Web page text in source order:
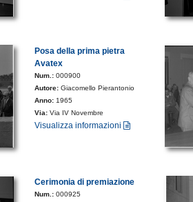
Posa della prima pietra
Avatex
Num.: 000900
Autore: Giacomello Pierantonio
Anno: 1965
Via: Via IV Novembre
Visualizza informazioni
Cerimonia di premiazione
Num.: 000925